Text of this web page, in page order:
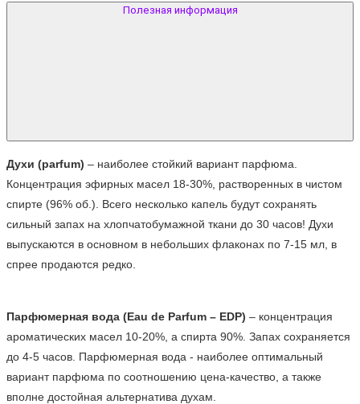
Полезная информация
Духи (parfum) – наиболее стойкий вариант парфюма.
Концентрация эфирных масел 18-30%, растворенных в чистом
спирте (96% об.). Всего несколько капель будут сохранять
сильный запах на хлопчатобумажной ткани до 30 часов! Духи
выпускаются в основном в небольших флаконах по 7-15 мл, в
спрее продаются редко.
Парфюмерная вода (Eau de Parfum – EDP) – концентрация
ароматических масел 10-20%, а спирта 90%. Запах сохраняется
до 4-5 часов. Парфюмерная вода - наиболее оптимальный
вариант парфюма по соотношению цена-качество, а также
вполне достойная альтернатива духам.